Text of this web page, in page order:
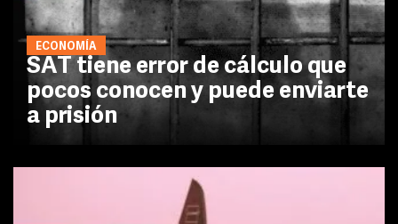
ECONOMÍA
SAT tiene error de cálculo que
pocos conocen y puede enviarte
a prisión